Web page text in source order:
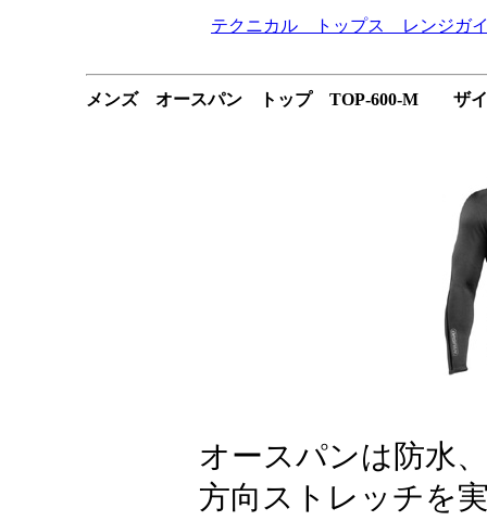
テクニカル トップス レンジガイ
メンズ オースパン トップ TOP-600-M ザ
オースパンは防水
方向ストレッチを